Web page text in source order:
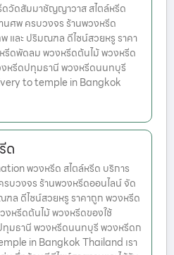
วัดสัมมาชัญญาวาส สไตล์หรีด
ศพ ครบวงจร ร้านพวงหรีด
และ ปริมณฑล ดีไซน์สวยหรู ราคา
ดพัดลม พวงหรีดต้นไม้ พวงหรีด
งหรีดปทุมธานี พวงหรีดนนทบุรี
to temple in Bangkok
ด
พวงหรีด สไตล์หรีด บริการ
บวงจร ร้านพวงหรีดออนไลน์ จัด
ฑล ดีไซน์สวยหรู ราคาถูก พวงหรีด
หรีดต้นไม้ พวงหรีดของใช้
ทุมธานี พวงหรีดนนทบุรี พวงหรีดก
in Bangkok Thailand เรา